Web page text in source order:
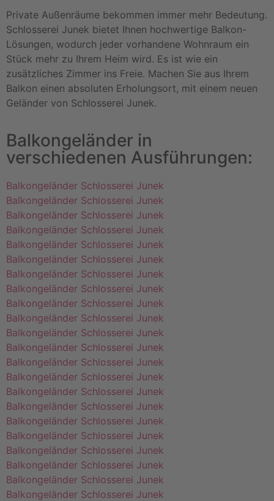
Private Außenräume bekommen immer mehr Bedeutung.
Schlosserei Junek bietet Ihnen hochwertige Balkon-
Lösungen, wodurch jeder vorhandene Wohnraum ein
Stück mehr zu Ihrem Heim wird. Es ist wie ein
zusätzliches Zimmer ins Freie. Machen Sie aus Ihrem
Balkon einen absoluten Erholungsort, mit einem neuen
Geländer von Schlosserei Junek.
Balkongeländer in
verschiedenen Ausführungen:
Balkongeländer Schlosserei Junek
Balkongeländer Schlosserei Junek
Balkongeländer Schlosserei Junek
Balkongeländer Schlosserei Junek
Balkongeländer Schlosserei Junek
Balkongeländer Schlosserei Junek
Balkongeländer Schlosserei Junek
Balkongeländer Schlosserei Junek
Balkongeländer Schlosserei Junek
Balkongeländer Schlosserei Junek
Balkongeländer Schlosserei Junek
Balkongeländer Schlosserei Junek
Balkongeländer Schlosserei Junek
Balkongeländer Schlosserei Junek
Balkongeländer Schlosserei Junek
Balkongeländer Schlosserei Junek
Balkongeländer Schlosserei Junek
Balkongeländer Schlosserei Junek
Balkongeländer Schlosserei Junek
Balkongeländer Schlosserei Junek
Balkongeländer Schlosserei Junek
Balkongeländer Schlosserei Junek